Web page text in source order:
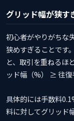
グリッド幅が狭す
初心者がやりがちな
狭めすぎることです
と、取引を重ねるほ
ッド幅（%） ≥ 往復
具体的には手数料
料に対してグリッド